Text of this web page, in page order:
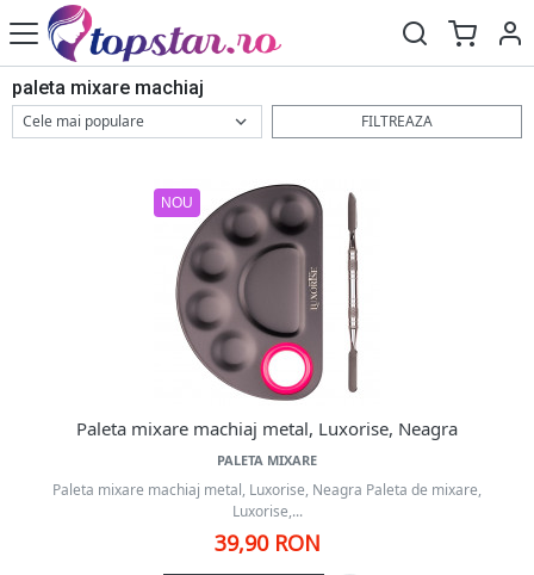
paleta mixare machiaj
FILTREAZA
NOU
Paleta mixare machiaj metal, Luxorise, Neagra
PALETA MIXARE
Paleta mixare machiaj metal, Luxorise, Neagra Paleta de mixare,
Luxorise,...
39,90 RON